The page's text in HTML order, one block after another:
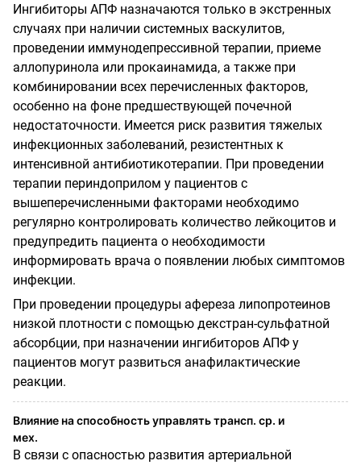
Ингибиторы АПФ назначаются только в экстренных
случаях при наличии системных васкулитов,
проведении иммунодепрессивной терапии, приеме
аллопуринола или прокаинамида, а также при
комбинировании всех перечисленных факторов,
особенно на фоне предшествующей почечной
недостаточности. Имеется риск развития тяжелых
инфекционных заболеваний, резистентных к
интенсивной антибиотикотерапии. При проведении
терапии периндоприлом у пациентов с
вышеперечисленными факторами необходимо
регулярно контролировать количество лейкоцитов и
предупредить пациента о необходимости
информировать врача о появлении любых симптомов
инфекции.
При проведении процедуры афереза липопротеинов
низкой плотности с помощью декстран-сульфатной
абсорбции, при назначении ингибиторов АПФ у
пациентов могут развиться анафилактические
реакции.
Влияние на способность управлять трансп. ср. и
мех.
В связи с опасностью развития артериальной